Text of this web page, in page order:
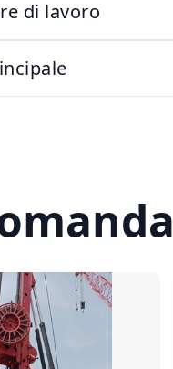
di lavoro
Confronta